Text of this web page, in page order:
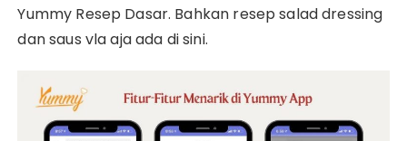
Yummy Resep Dasar. Bahkan resep salad dressing
dan saus vla aja ada di sini.